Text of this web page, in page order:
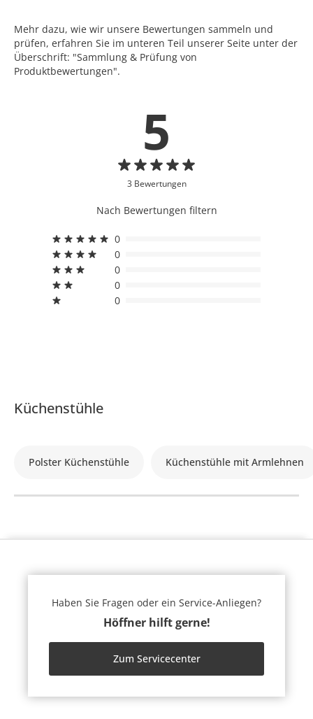
Mehr dazu, wie wir unsere Bewertungen sammeln und
prüfen, erfahren Sie im unteren Teil unserer Seite unter der
Überschrift: "Sammlung & Prüfung von
Produktbewertungen".
5
3 Bewertungen
Nach Bewertungen filtern
0
0
0
0
0
Küchenstühle
Polster Küchenstühle Küchenstühle mit Armlehnen
Haben Sie Fragen oder ein Service-Anliegen?
Höffner hilft gerne!
Zum Servicecenter